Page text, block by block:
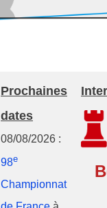
Prochaines
dates
08/08/2026 :
98e
Championnat